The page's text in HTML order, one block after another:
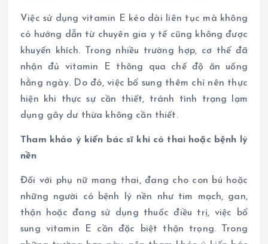
Việc sử dụng vitamin E kéo dài liên tục mà không
có hướng dẫn từ chuyên gia y tế cũng không được
khuyến khích. Trong nhiều trường hợp, cơ thể đã
nhận đủ vitamin E thông qua chế độ ăn uống
hằng ngày. Do đó, việc bổ sung thêm chỉ nên thực
hiện khi thực sự cần thiết, tránh tình trạng lạm
dụng gây dư thừa không cần thiết.
Tham khảo ý kiến bác sĩ khi có thai hoặc bệnh lý
nền
Đối với phụ nữ mang thai, đang cho con bú hoặc
những người có bệnh lý nền như tim mạch, gan,
thận hoặc đang sử dụng thuốc điều trị, việc bổ
sung vitamin E cần đặc biệt thận trọng. Trong